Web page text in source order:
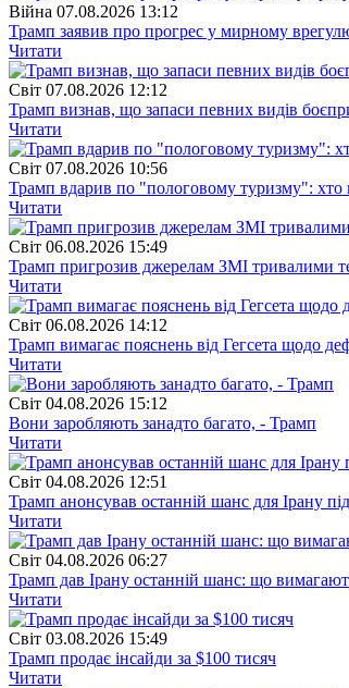
Війна 07.08.2026 13:12
Трамп заявив про прогрес у мирному
Читати
Свiт 07.08.2026 12:12
Трамп визнав, що запаси певних видів
Читати
Свiт 07.08.2026 10:56
Трамп вдарив по "пологовому туризму":
Читати
Свiт 06.08.2026 15:49
Трамп пригрозив джерелам ЗМІ тривалими
Читати
Свiт 06.08.2026 14:12
Трамп вимагає пояснень від Гегсета щодо
Читати
Свiт 04.08.2026 15:12
Вони заробляють занадто багато, - Трамп
Читати
Свiт 04.08.2026 12:51
Трамп анонсував останній шанс для Ірану
Читати
Свiт 04.08.2026 06:27
Трамп дав Ірану останній шанс: що
Читати
Свiт 03.08.2026 15:49
Трамп продає інсайди за $100 тисяч
Читати